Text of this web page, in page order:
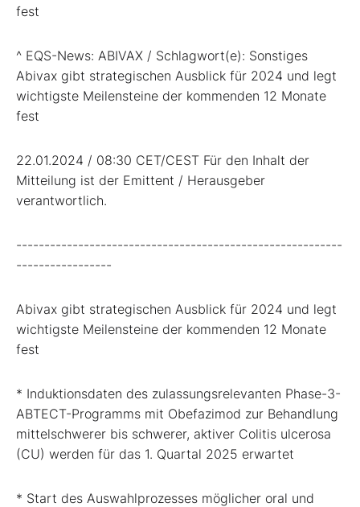
fest
^ EQS-News: ABIVAX / Schlagwort(e): Sonstiges
Abivax gibt strategischen Ausblick für 2024 und legt
wichtigste Meilensteine der kommenden 12 Monate
fest
22.01.2024 / 08:30 CET/CEST Für den Inhalt der
Mitteilung ist der Emittent / Herausgeber
verantwortlich.
----------------------------------------------------------
-----------------
Abivax gibt strategischen Ausblick für 2024 und legt
wichtigste Meilensteine der kommenden 12 Monate
fest
* Induktionsdaten des zulassungsrelevanten Phase-3-
ABTECT-Programms mit Obefazimod zur Behandlung
mittelschwerer bis schwerer, aktiver Colitis ulcerosa
(CU) werden für das 1. Quartal 2025 erwartet
* Start des Auswahlprozesses möglicher oral und